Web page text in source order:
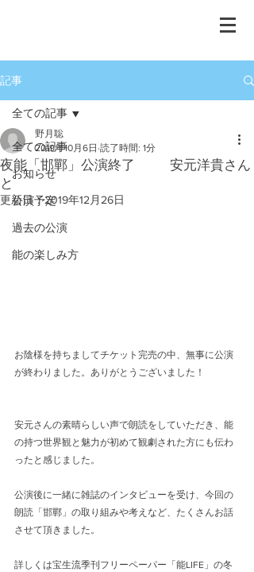
記事
全ての記事
お知らせ
公演予定
過去の公演
能の楽しみ方
全ての記事
夜能「邯鄲」公演終了 安元洋貴さん
と
野月聡
2019年10月6日 読了時間: 1分
更新日：2019年12月26日
お陰様を持ちましてチケット完売の中、無事に公演
が終わりました。ありがとうございました！
安元さんの素晴らしい声で朗読をしていただき、能
の持つ世界観と魅力が初めて観劇された方にも伝わ
ったと感じました。
公演後に一緒に雑誌のインタビューを受け、今回の
朗読「邯鄲」の取り組みや考えなど、たくさんお話
させて頂きました。
詳しくは宝生流季刊フリーペーパー「能LIFE」の冬